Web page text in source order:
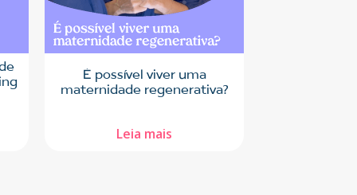
É possível viver uma
maternidade regenerativa?
Leia mais